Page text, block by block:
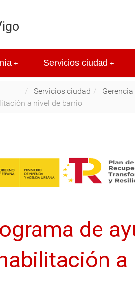
+ +
Servicios ciudad
Servicios ciudad
a nivel de barrio
de
a